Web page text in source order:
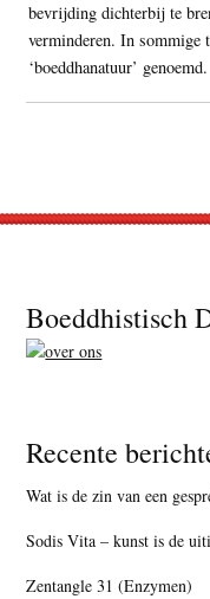
bevrijding dichterbij te
verminderen. In sommige
‘boeddhanatuur’ genoemd.
Footer
Boeddhistisch
Recente
Wat is de zin van een
Sodis Vita – kunst is de
Zentangle 31 (Enzymen)